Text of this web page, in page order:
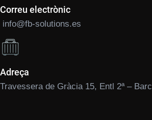
Correu electrònic
info@fb-solutions.es
Adreça
Travessera de Gràcia 15, Entl 2ª –